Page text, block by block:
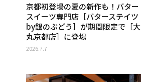
京都初登場の夏の新作も！バター
スイーツ専門店［バターステイツ
by銀のぶどう］が期間限定で［大
丸京都店］に登場
2026.7.7